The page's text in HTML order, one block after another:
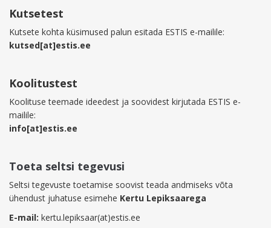
Kutsetest
Kutsete kohta küsimused palun esitada ESTIS e-mailile:
kutsed[at]estis.ee
Koolitustest
Koolituse teemade ideedest ja soovidest kirjutada ESTIS e-
mailile:
info[at]estis.ee
Toeta seltsi tegevusi
Seltsi tegevuste toetamise soovist teada andmiseks võta
ühendust juhatuse esimehe Kertu Lepiksaarega
E-mail: kertu.lepiksaar(at)estis.ee